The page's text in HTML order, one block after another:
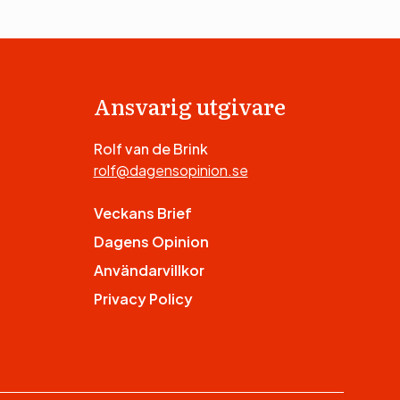
Ansvarig utgivare
Rolf van de Brink
rolf@dagensopinion.se
Veckans Brief
Dagens Opinion
Användarvillkor
Privacy Policy